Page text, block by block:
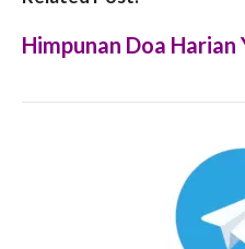
Himpunan Doa